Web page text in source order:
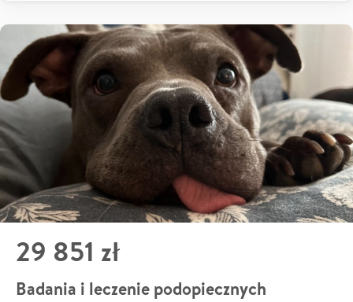
29 851 zł
Badania i leczenie podopiecznych